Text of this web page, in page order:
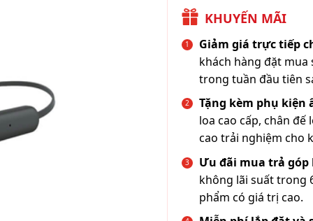
KHUYẾN MÃI
Giảm giá trực tiếp
khách hàng đặt
trong tuần đầu tiên
Tặng kèm phụ
loa cao cấp, chân
cao trải nghiệm cho
Ưu đãi mua trả góp
không lãi suất trong
phẩm có giá trị cao.